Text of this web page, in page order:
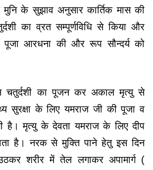
मुनि के सुझाव अनुसार कार्तिक मास की
का व्रत सम्पूर्णविधि से किया और
पूजा आरधना की और रूप सौन्दर्य को
का पूजन कर अकाल मृत्यु से
सुरक्षा के लिए यमराज जी की पूजा व
है। मृत्यु के देवता यमराज के लिए दीप
है। नरक से मुक्ति पाने हेतु इस दिन
शरीर में तेल लगाकर अपामार्ग (